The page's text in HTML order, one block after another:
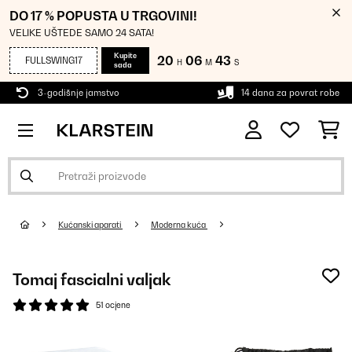
DO 17 % POPUSTA U TRGOVINI!
VELIKE UŠTEDE SAMO 24 SATA!
FULLSWING17
Kupite
sada
20 H 06 M 42 S
3-godišnje jamstvo 14 dana za povrat robe
Kućanski aparati Moderna kuća
Tomaj fascialni valjak
51 ocjene